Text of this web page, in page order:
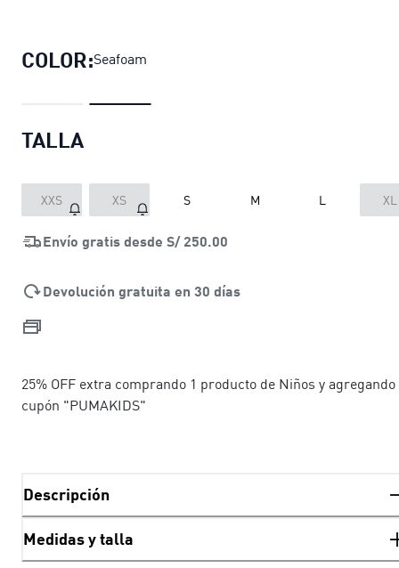
COLOR:Seafoam
TALLA
XXS XS S M L XL
Envío gratis desde S/ 250.00
Devolución gratuita en 30 días
25% OFF extra comprando 1 producto de Niños y
cupón "PUMAKIDS"
Descripción
Medidas y talla